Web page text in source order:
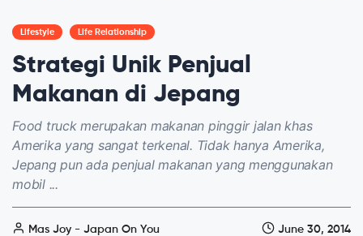
Lifestyle Life Relationship
Strategi Unik Penjual
Makanan di Jepang
Food truck merupakan makanan pinggir jalan khas
Amerika yang sangat terkenal. Tidak hanya Amerika,
Jepang pun ada penjual makanan yang menggunakan
mobil ...
Mas Joy - Japan On You June 30, 2014